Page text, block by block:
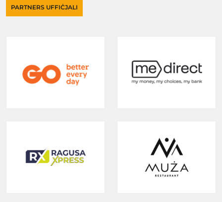
PARTNERS UFFIĊJALI